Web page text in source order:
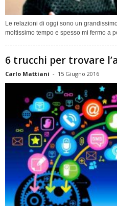
Le relazioni di oggi sono un
moltissimo tempo e spesso mi fermo a
6 trucchi per trovare
Carlo Mattiani - 15 Giugno 2016